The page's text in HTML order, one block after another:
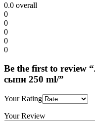
0.0 overall
0
0
0
0
0
Be the first to review
сыпи 250 ml/”
Your Rating
Your Review